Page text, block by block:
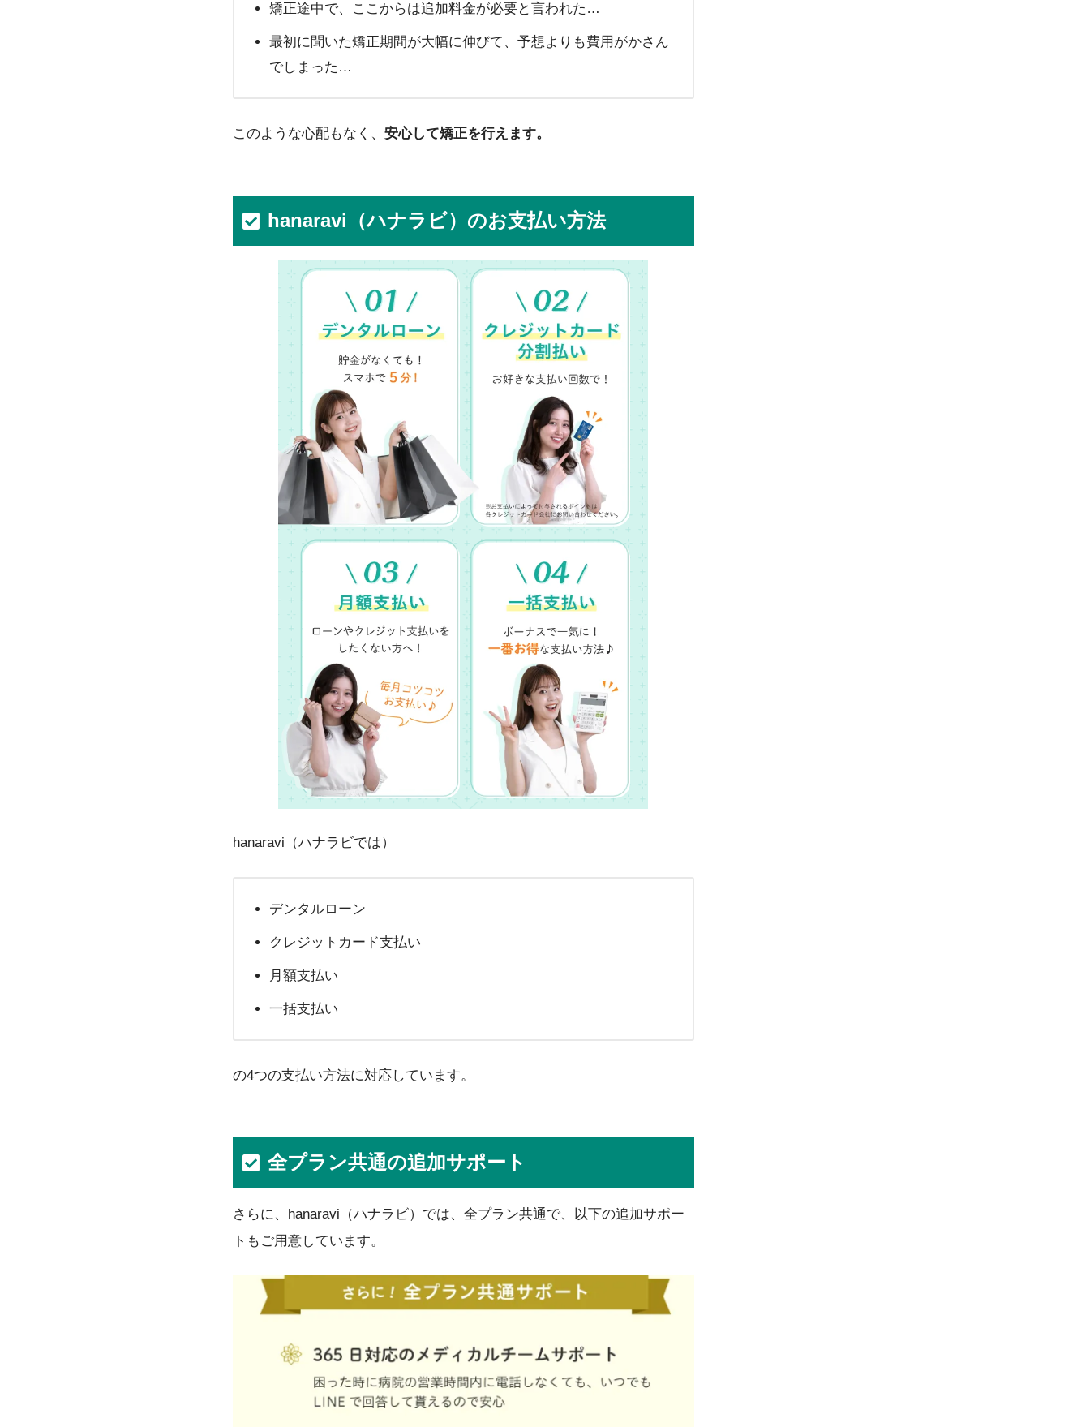
矯正途中で、ここからは追加料金が必要と言われた…
最初に聞いた矯正期間が大幅に伸びて、予想よりも費用がかさん
でしまった…
このような心配もなく、 安心して矯正を行えます。
hanaravi（ハナラビ）のお支払い方法
hanaravi（ハナラビでは）
デンタルローン
クレジットカード支払い
月額支払い
一括支払い
の4つの支払い方法に対応しています。
全プラン共通の追加サポート
さらに、hanaravi（ハナラビ）では、全プラン共通で、以下の追加サポー
トもご用意しています。